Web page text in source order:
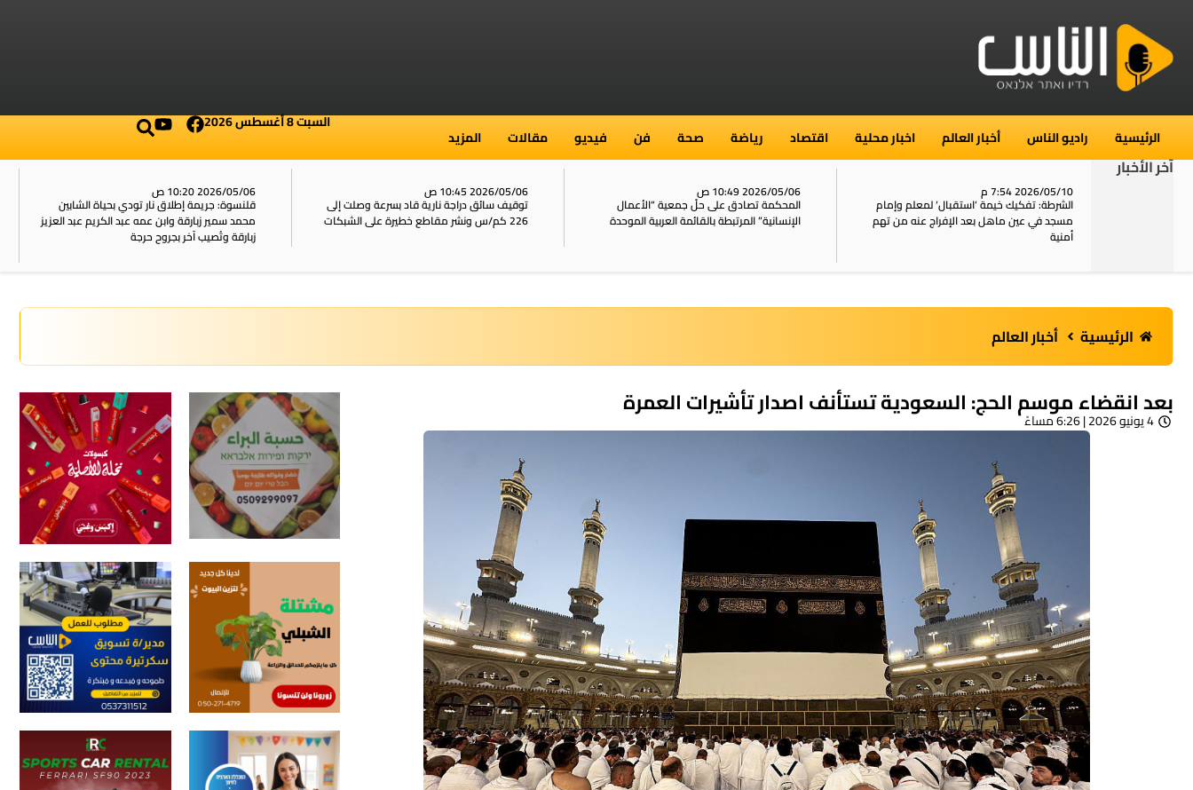
الرئيسية راديو الناس أخبار العالم اخبار محلية اقتصاد رياضة صحة فن فيديو مقالات المزيد
السبت 8 أغسطس 2026
آخر الأخبار
2026/05/10 7:54 م
الشرطة: تفكيك خيمة ‘استقبال‘ لمعلم وإمام
مسجد في عين ماهل بعد الإفراج عنه من تهم
أمنية
2026/05/06 10:49 ص
المحكمة تصادق على حلّ جمعية “الأعمال
الإنسانية” المرتبطة بالقائمة العربية الموحدة
2026/05/06 10:45 ص
توقيف سائق دراجة نارية قاد بسرعة وصلت إلى
226 كم/س ونشر مقاطع خطيرة على الشبكات
2026/05/06 10:20 ص
قلنسوة: جريمة إطلاق نار تودي بحياة الشابين
محمد سمير زبارقة وابن عمه عبد الكريم عبد العزيز
زبارقة وتُصيب آخر بجروح حرجة
الرئيسية أخبار العالم
بعد انقضاء موسم الحج: السعودية تستأنف اصدار تأشيرات العمرة
4 يونيو 2026 | 6:26 مساءً